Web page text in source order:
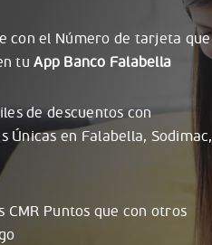
con el Número de tarjeta que
tu App Banco Falabella
de descuentos con
Únicasen Falabella, Sodimac,
CMR Puntos que con otros